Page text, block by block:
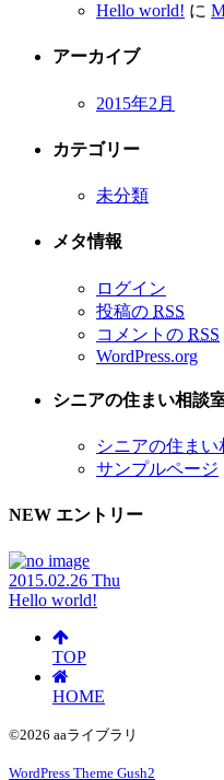
Hello world! に
アーカイブ
2015年2月
カテゴリー
未分類
メタ情報
ログイン
投稿の RSS
コメントの RSS
WordPress.org
シニアの住まい相談
シニアの住まい
サンプルページ
NEW エントリー
2015.02.26 Thu
Hello world!
TOP
HOME
©2026 aaライブラリ
WordPress Theme Gush2